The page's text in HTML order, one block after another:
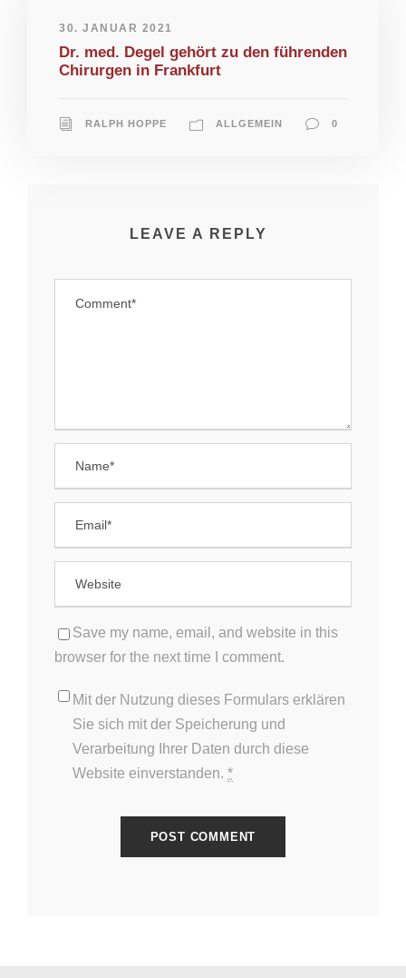
30. JANUAR 2021
Dr. med. Degel gehört zu den führenden
Chirurgen in Frankfurt
RALPH HOPPE ALLGEMEIN 0
LEAVE A REPLY
Save my name, email, and website in this
browser for the next time I comment.
Mit der Nutzung dieses Formulars erklären
Sie sich mit der Speicherung und
Verarbeitung Ihrer Daten durch diese
Website einverstanden. *